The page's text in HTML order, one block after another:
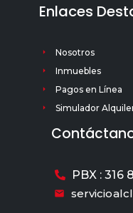
Enlaces
Nosotros
Inmuebles
Pagos en Línea
Simulador
PBX : 316